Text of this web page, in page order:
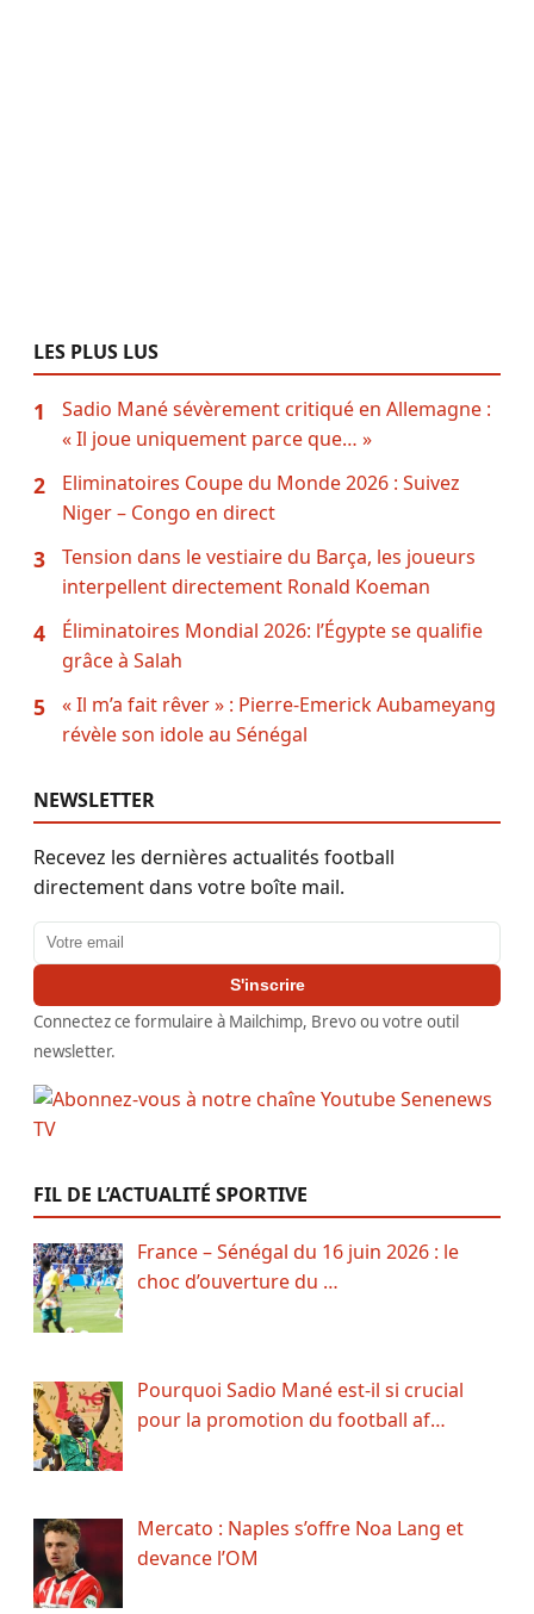
LES PLUS LUS
1
Sadio Mané sévèrement critiqué en Allemagne :
« Il joue uniquement parce que… »
2
Eliminatoires Coupe du Monde 2026 : Suivez
Niger – Congo en direct
3
Tension dans le vestiaire du Barça, les joueurs
interpellent directement Ronald Koeman
4
Éliminatoires Mondial 2026: l’Égypte se qualifie
grâce à Salah
5
« Il m’a fait rêver » : Pierre-Emerick Aubameyang
révèle son idole au Sénégal
NEWSLETTER
Recevez les dernières actualités football
directement dans votre boîte mail.
Adresse email
S'inscrire
Connectez ce formulaire à Mailchimp, Brevo ou votre outil
newsletter.
FIL DE L’ACTUALITÉ SPORTIVE
France – Sénégal du 16 juin 2026 : le
choc d’ouverture du …
Pourquoi Sadio Mané est-il si crucial
pour la promotion du football af…
Mercato : Naples s’offre Noa Lang et
devance l’OM